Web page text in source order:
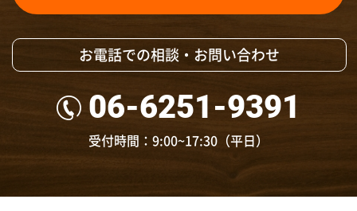
お電話での相談・お問い合わせ
06-6251-9391
受付時間：9:00~17:30（平日）